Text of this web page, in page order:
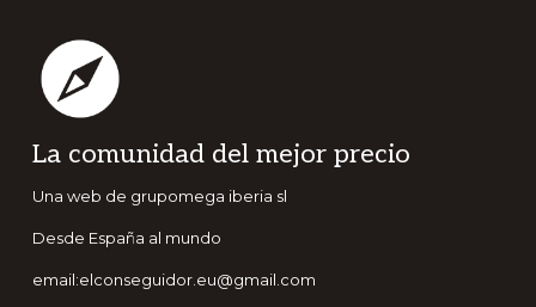
Footer
La comunidad del mejor precio
Una web de grupomega iberia sl
Desde España al mundo
email:elconseguidor.eu@gmail.com